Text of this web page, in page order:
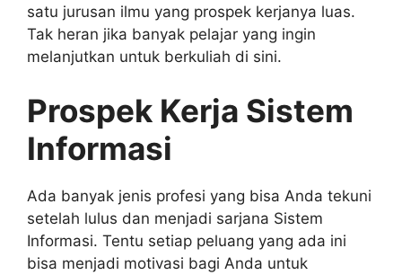
satu jurusan ilmu yang prospek kerjanya luas.
Tak heran jika banyak pelajar yang ingin
melanjutkan untuk berkuliah di sini.
Prospek Kerja Sistem
Informasi
Ada banyak jenis profesi yang bisa Anda tekuni
setelah lulus dan menjadi sarjana Sistem
Informasi. Tentu setiap peluang yang ada ini
bisa menjadi motivasi bagi Anda untuk